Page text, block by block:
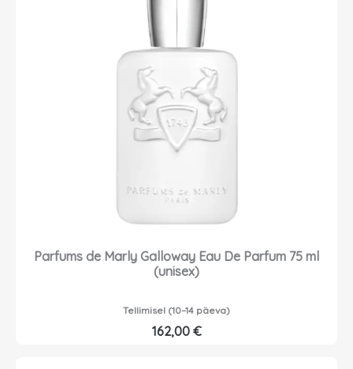
Parfums de Marly Galloway Eau De Parfum 75 ml
(unisex)
Tellimisel (10–14 päeva)
162,00 €